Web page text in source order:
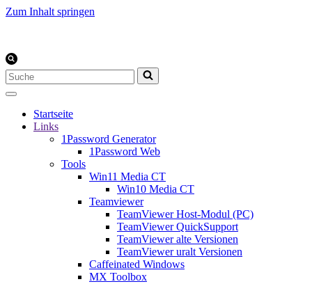
Zum Inhalt springen
Suchen
nach …
Startseite
Links
1Password Generator
1Password Web
Tools
Win11 Media CT
Win10 Media CT
Teamviewer
TeamViewer Host-Modul (PC)
TeamViewer QuickSupport
TeamViewer alte Versionen
TeamViewer uralt Versionen
Caffeinated Windows
MX Toolbox